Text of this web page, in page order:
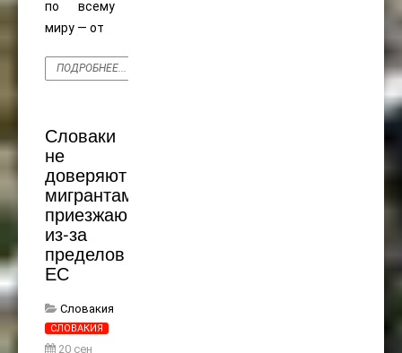
по всему
миру — от
ПОДРОБНЕЕ...
Словаки
не
доверяют
мигрантам,
приезжающим
из-за
пределов
ЕС
Словакия
СЛОВАКИЯ
20 сен